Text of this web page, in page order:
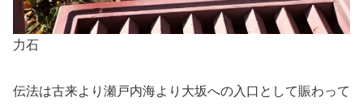
力石
伝法は古来より瀬戸内海より大坂への入口として賑わって